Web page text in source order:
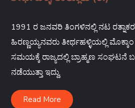
1991 ರ ಜನವರಿ ತಿಂಗಳಿನಲ್ಲಿ ನಟ ರತ್ನಾಕರ
ಹಿರಣ್ಣಯ್ಯನವರು ತೀರ್ಥಹಳ್ಳಿಯಲ್ಲಿ
ಸಮಯಕ್ಕೆ ರಾಜ್ಯದಲ್ಲಿ ಬ್ರಾಹ್ಮಣ
ನಡೆಯುತ್ತಾ ಇದ್ದು,
Read More